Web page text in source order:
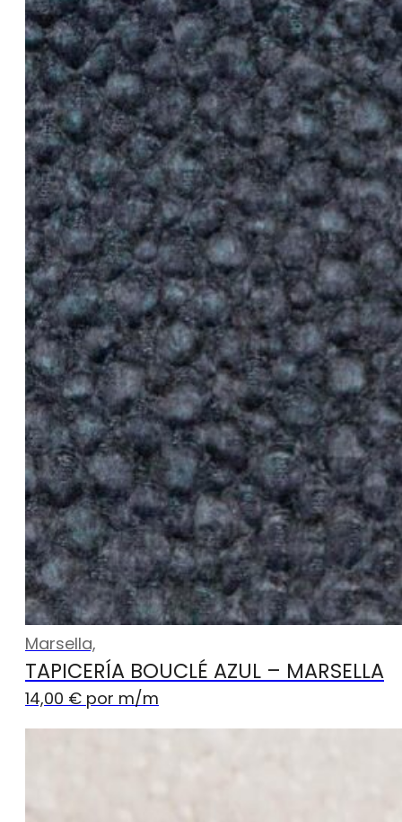
Marsella,
TAPICERÍA BOUCLÉ AZUL – MARSELLA
14,00 € por m/m